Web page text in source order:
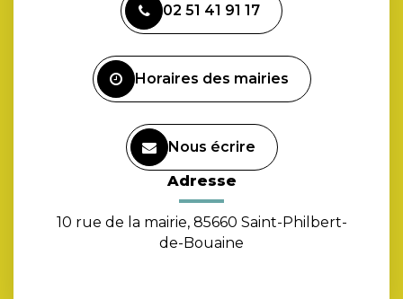
le
compte
02 51 41 91 17
Horaires des mairies
Nous écrire
Adresse
10 rue de la mairie, 85660 Saint-Philbert-
de-Bouaine